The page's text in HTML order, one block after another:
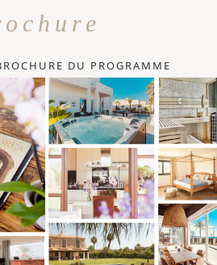
DU PROGRAMME